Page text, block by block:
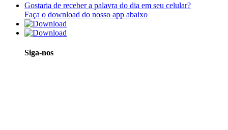
Gostaria de receber a palavra do dia em seu celular?
Faça o download do nosso app abaixo
Siga-nos